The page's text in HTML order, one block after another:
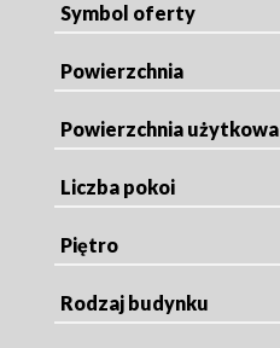
Symbol oferty
Powierzchnia
Powierzchnia użytkowa
Liczba pokoi
Piętro
Rodzaj budynku